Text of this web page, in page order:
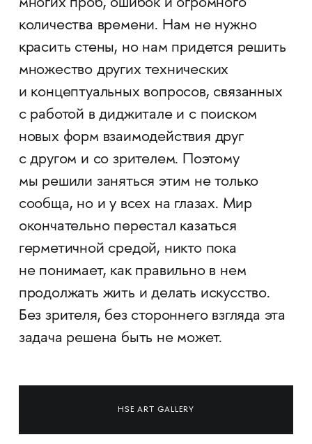
многих проб, ошибок и огромного
количества времени. Нам не нужно
красить стены, но нам придется решить
множество других технических
и концептуальных вопросов, связанных
с работой в диджитале и с поиском
новых форм взаимодействия друг
с другом и со зрителем. Поэтому
мы решили заняться этим не только
сообща, но и у всех на глазах. Мир
окончательно перестал казаться
герметичной средой, никто пока
не понимает, как правильно в нем
продолжать жить и делать искусство.
Без зрителя, без стороннего взгляда эта
задача решена быть не может.
HSE ART GALLERY